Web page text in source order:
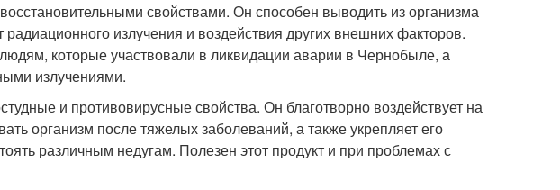
свойствами. Он способен выводить из организма
излучения и воздействия других внешних факторов.
которые участвовали в ликвидации аварии в Чернобыле, а
излучениями.
и противовирусные свойства. Он благотворно воздействует на
организм после тяжелых заболеваний, а также укрепляет его
различным недугам. Полезен этот продукт и при проблемах с